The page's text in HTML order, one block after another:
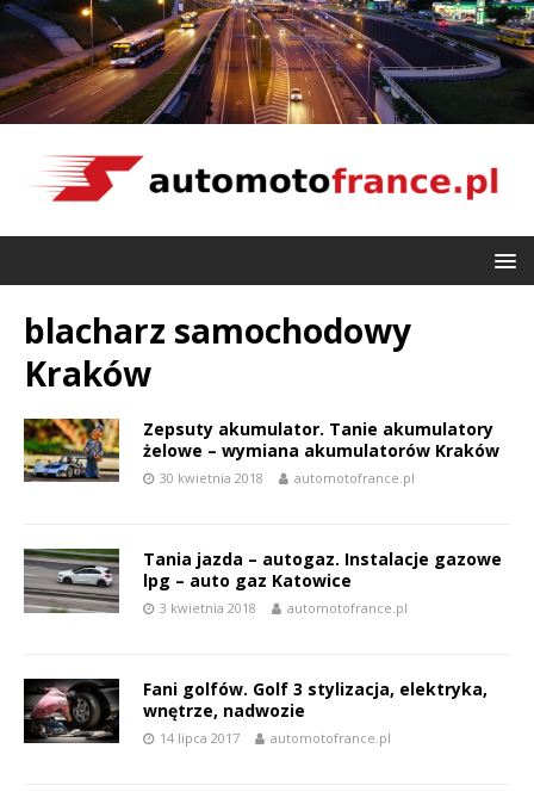
blacharz samochodowy
Kraków
Zepsuty akumulator. Tanie akumulatory
żelowe – wymiana akumulatorów Kraków
30 kwietnia 2018 automotofrance.pl
Tania jazda – autogaz. Instalacje gazowe
lpg – auto gaz Katowice
3 kwietnia 2018 automotofrance.pl
Fani golfów. Golf 3 stylizacja, elektryka,
wnętrze, nadwozie
14 lipca 2017 automotofrance.pl